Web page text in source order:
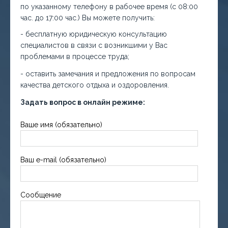
по указанному телефону в рабочее время (с 08:00
час. до 17:00 час.) Вы можете получить:
- бесплатную юридическую консультацию
специалистов в связи с возникшими у Вас
проблемами в процессе труда;
- оставить замечания и предложения по вопросам
качества детского отдыха и оздоровления.
Задать вопрос в онлайн режиме:
Ваше имя (обязательно)
Ваш e-mail (обязательно)
Сообщение